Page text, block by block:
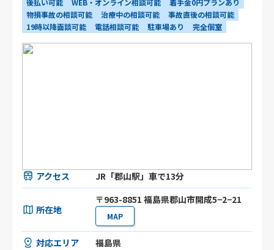
後払い可能 WEB・オンライン相談可能
着手金0円プランあり
物損事故の相談可能
治療中の相談可能
事故直後の相談可能
19時以降面談可能
電話相談可能 駐車場あり 完全個室
アクセス JR「郡山駅」車で13分
所在地
〒963-8851 福島県郡山市開成5−2−21
MAP
対応エリア 福島県